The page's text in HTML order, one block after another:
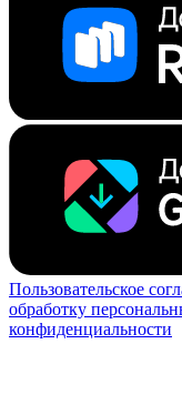
Пользовательское
обработку
конфиденциальности